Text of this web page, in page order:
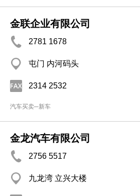
金联企业有限公司
2781 1678
屯门 内河码头
2314 2532
汽车买卖─新车
金龙汽车有限公司
2756 5517
九龙湾 立兴大楼